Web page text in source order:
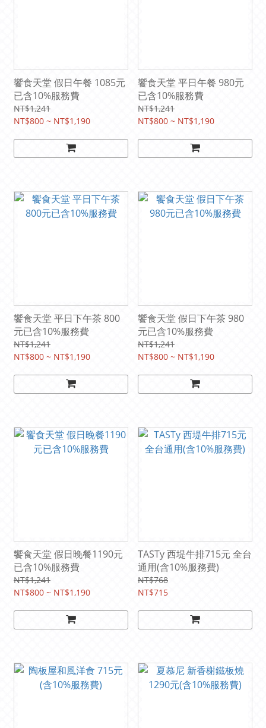
饗食天堂 假日午餐 1085元
已含10%服務費
NT$1,241
NT$800 ~ NT$1,190
饗食天堂 平日午餐 980元
已含10%服務費
NT$1,241
NT$800 ~ NT$1,190
饗食天堂 平日下午茶 800
元已含10%服務費
NT$1,241
NT$800 ~ NT$1,190
饗食天堂 假日下午茶 980
元已含10%服務費
NT$1,241
NT$800 ~ NT$1,190
饗食天堂 假日晚餐1190元
已含10%服務費
NT$1,241
NT$800 ~ NT$1,190
TASTy 西堤牛排715元 全台
通用(含10%服務費)
NT$768
NT$715